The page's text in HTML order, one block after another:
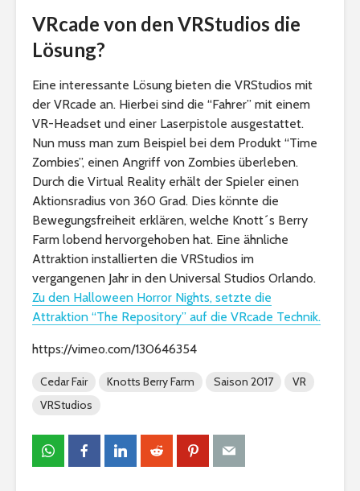
VRcade von den VRStudios die
Lösung?
Eine interessante Lösung bieten die VRStudios mit
der VRcade an. Hierbei sind die “Fahrer” mit einem
VR-Headset und einer Laserpistole ausgestattet.
Nun muss man zum Beispiel bei dem Produkt “Time
Zombies”, einen Angriff von Zombies überleben.
Durch die Virtual Reality erhält der Spieler einen
Aktionsradius von 360 Grad. Dies könnte die
Bewegungsfreiheit erklären, welche Knott´s Berry
Farm lobend hervorgehoben hat. Eine ähnliche
Attraktion installierten die VRStudios im
vergangenen Jahr in den Universal Studios Orlando.
Zu den Halloween Horror Nights, setzte die
Attraktion “The Repository” auf die VRcade Technik.
https://vimeo.com/130646354
Cedar Fair Knotts Berry Farm Saison 2017
VR
VRStudios